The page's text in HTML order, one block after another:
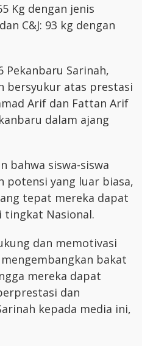
Kg dengan jenis
C&J: 93 kg dengan
Pekanbaru Sarinah,
bersyukur atas prestasi
Arif dan Fattan Arif
dalam ajang
bahwa siswa-siswa
potensi yang luar biasa,
tepat mereka dapat
tingkat Nasional.
dan memotivasi
bakat
mereka dapat
dan
kepada media ini,